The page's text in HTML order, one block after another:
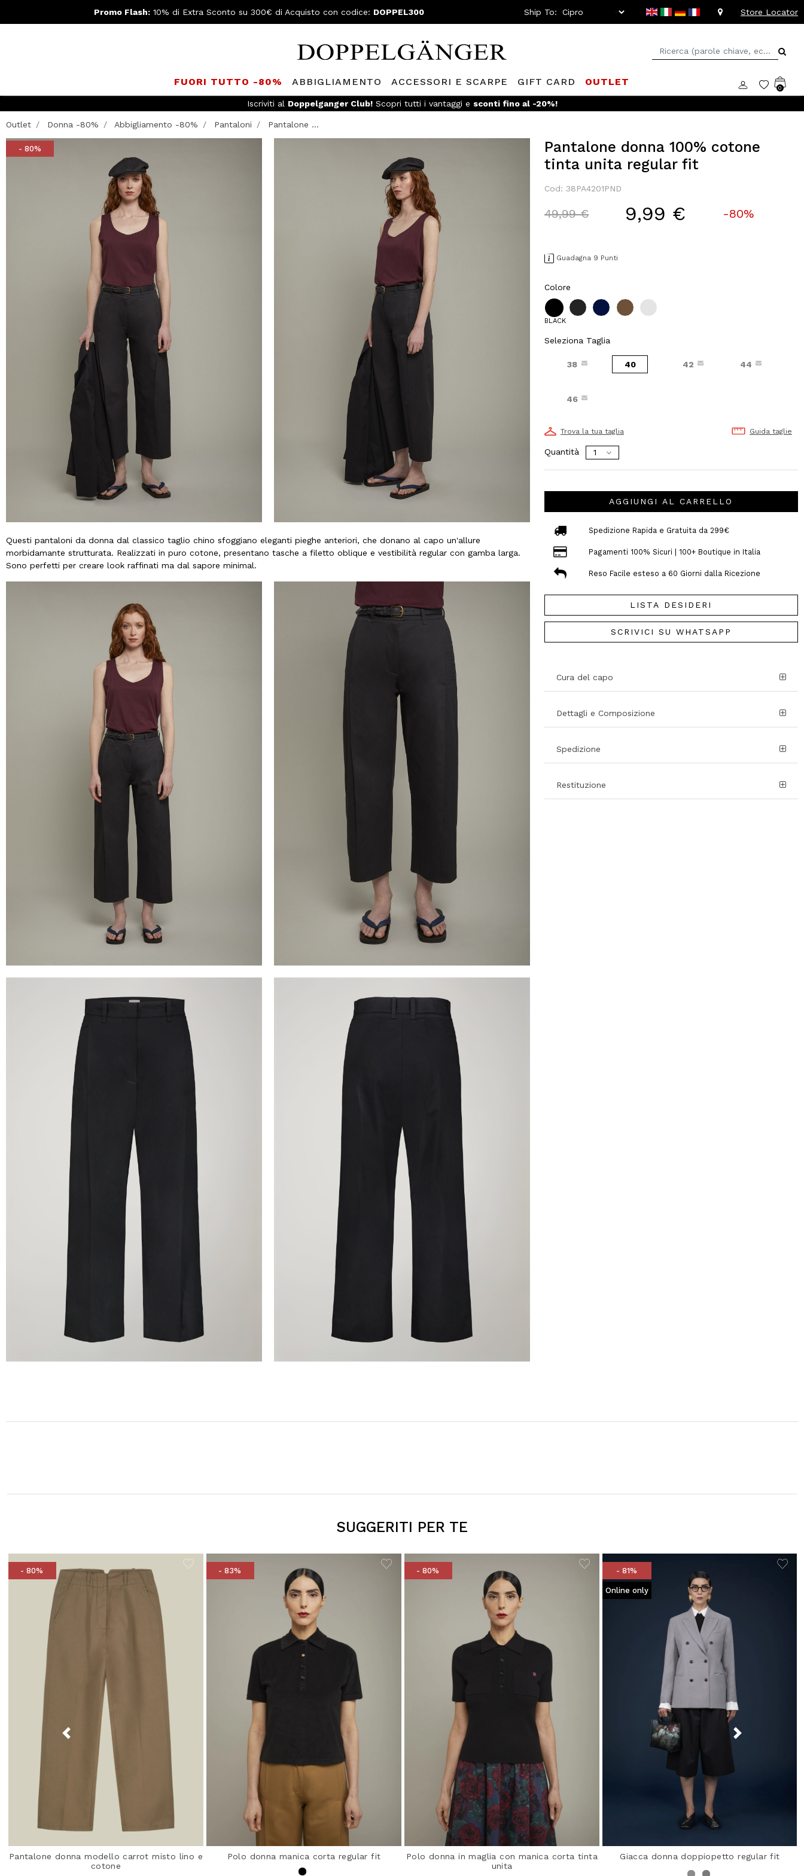
Promo Flash:10% di Extra Sconto su 300€ di Acquisto con codice: DOPPEL300 Ship To: Store Locator
FUORI TUTTO -80% ABBIGLIAMENTO ACCESSORI E SCARPE GIFT CARD OUTLET
0
Iscriviti al Doppelganger Club!Scopri tutti i vantaggi e sconti fino al -20%!
Outlet Donna -80% Abbigliamento -80% Pantaloni Pantalone ...
- 80%
Questi pantaloni da donna dal classico taglio chino sfoggiano eleganti pieghe anteriori, che donano al capo un'allure
morbidamante strutturata. Realizzati in puro cotone, presentano tasche a filetto oblique e vestibilità regular con gamba larga.
Sono perfetti per creare look raffinati ma dal sapore minimal.
Pantalone donna 100% cotone
tinta unita regular fit
Cod: 38PA4201PND
Price reduced from
49,99 €to 9,99 € -80%
Guadagna 9 Punti
Colore
BLACK
Seleziona Taglia
38 40 42 44
46
Trova la tua taglia Guida taglie
Quantità
AGGIUNGI AL CARRELLO
Spedizione Rapida e Gratuita da 299€
Pagamenti 100% Sicuri | 100+ Boutique in Italia
Reso Facile esteso a 60 Giorni dalla Ricezione
LISTA DESIDERI
SCRIVICI SU WHATSAPP
Cura del capo
Dettagli e Composizione
Spedizione
Restituzione
SUGGERITI PER TE
- 80%
Pantalone donna modello carrot misto lino e
cotone
- 83%
Polo donna manica corta regular fit
- 80%
Polo donna in maglia con manica corta tinta
unita
- 81%
Online only
Giacca donna doppiopetto regular fit